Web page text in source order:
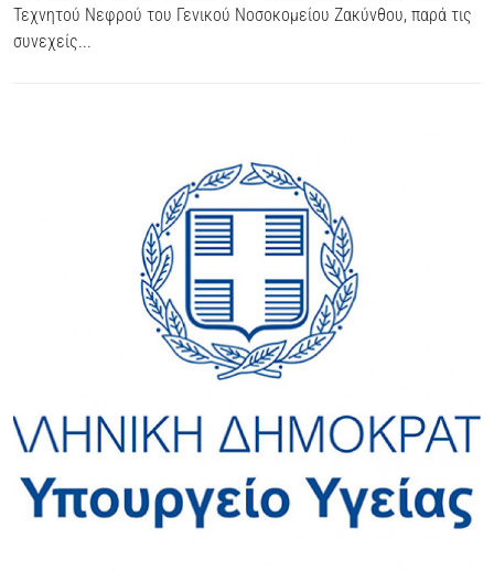
Τεχνητού Νεφρού του Γενικού Νοσοκομείου Ζακύνθου, παρά τις
συνεχείς...